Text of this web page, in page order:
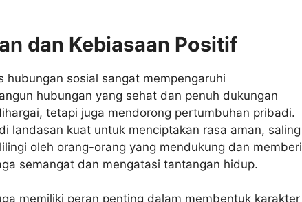
dan Kebiasaan Positif
sosial sangat mempengaruhi
hubungan yang sehat dan penuh dukungan
tetapi juga mendorong pertumbuhan pribadi.
landasan kuat untuk menciptakan rasa aman, saling
oleh orang-orang yang mendukung dan memberi
semangat dan mengatasi tantangan hidup.
memiliki peran penting dalam membentuk karakter